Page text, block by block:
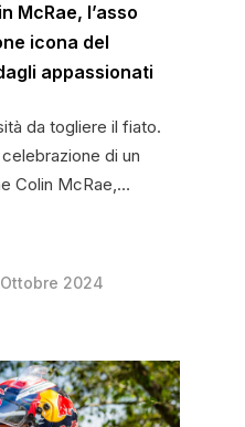
McRae, l’asso
icona del
appassionati
da togliere il fiato.
di un
Colin McRae,…
2024